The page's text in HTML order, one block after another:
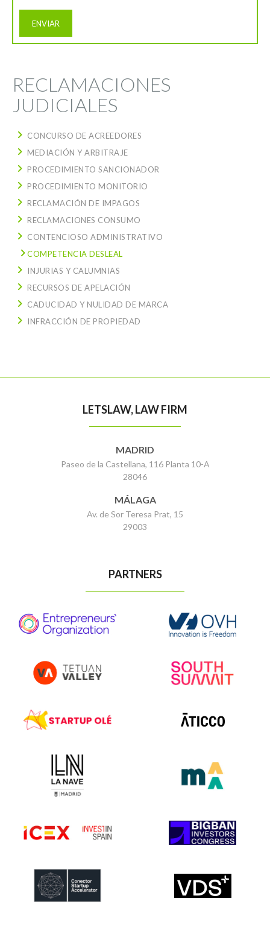
RECLAMACIONES
JUDICIALES
CONCURSO DE ACREEDORES
MEDIACIÓN Y ARBITRAJE
PROCEDIMIENTO SANCIONADOR
PROCEDIMIENTO MONITORIO
RECLAMACIÓN DE IMPAGOS
RECLAMACIONES CONSUMO
CONTENCIOSO ADMINISTRATIVO
COMPETENCIA DESLEAL
INJURIAS Y CALUMNIAS
RECURSOS DE APELACIÓN
CADUCIDAD Y NULIDAD DE MARCA
INFRACCIÓN DE PROPIEDAD
LETSLAW, LAW FIRM
MADRID
Paseo de la Castellana, 116 Planta 10-A
28046
MÁLAGA
Av. de Sor Teresa Prat, 15
29003
PARTNERS